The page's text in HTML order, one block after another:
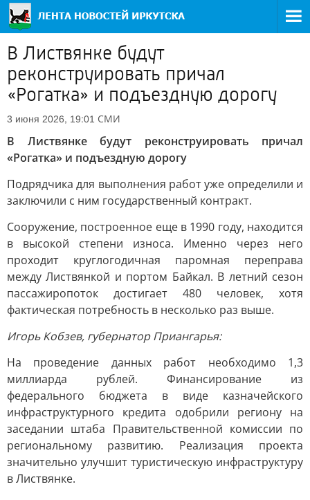
В Листвянке будут
реконструировать причал
«Рогатка» и подъездную дорогу
3 июня 2026, 19:01 СМИ
В Листвянке будут реконструировать причал
«Рогатка» и подъездную дорогу
Подрядчика для выполнения работ уже определили и
заключили с ним государственный контракт.
Сооружение, построенное еще в 1990 году, находится
в высокой степени износа. Именно через него
проходит круглогодичная паромная переправа
между Листвянкой и портом Байкал. В летний сезон
пассажиропоток достигает 480 человек, хотя
фактическая потребность в несколько раз выше.
Игорь Кобзев, губернатор Приангарья:
На проведение данных работ необходимо 1,3
миллиарда рублей. Финансирование из
федерального бюджета в виде казначейского
инфраструктурного кредита одобрили региону на
заседании штаба Правительственной комиссии по
региональному развитию. Реализация проекта
значительно улучшит туристическую инфраструктуру
в Листвянке.